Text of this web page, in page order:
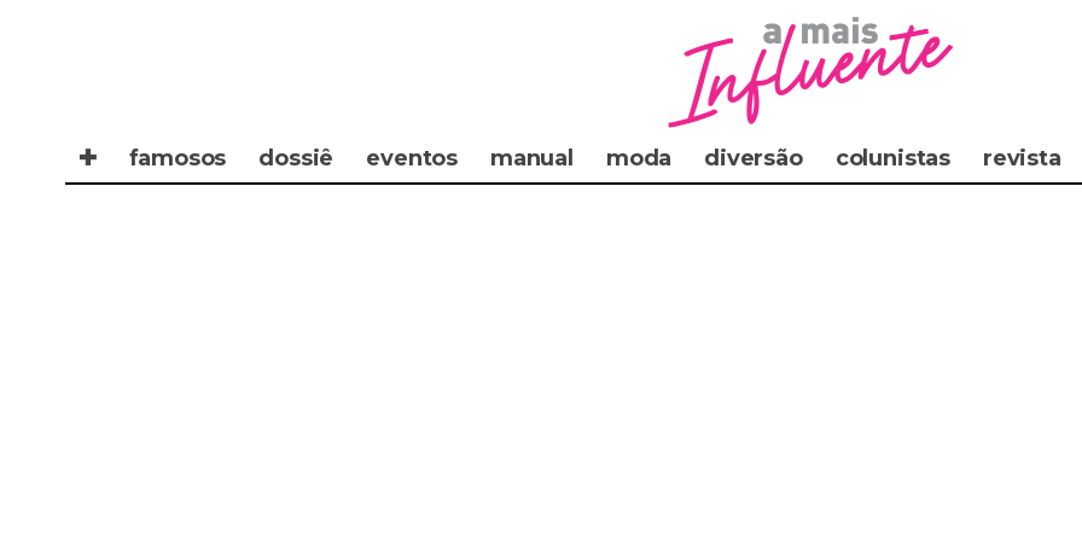
✚ famosos dossiê eventos manual moda diversão colunistas revista